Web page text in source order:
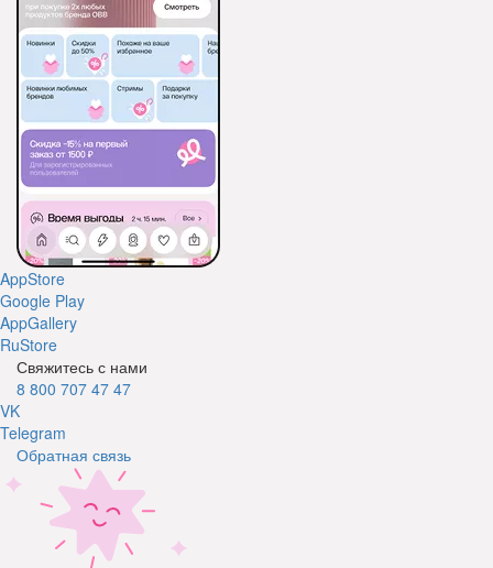
AppStore
Google Play
AppGallery
RuStore
Свяжитесь с нами
8 800 707 47 47
VK
Telegram
Обратная связь